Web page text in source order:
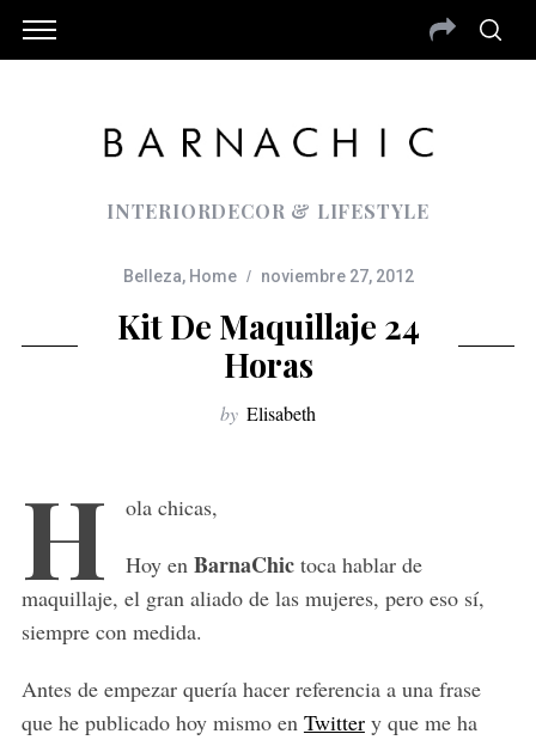
INTERIORDECOR & LIFESTYLE
Belleza, Home noviembre 27, 2012
Kit De Maquillaje 24
Horas
by Elisabeth
H
ola chicas,
Hoy en BarnaChictoca hablar de
maquillaje, el gran aliado de las mujeres, pero eso sí,
siempre con medida.
Antes de empezar quería hacer referencia a una frase
que he publicado hoy mismo en Twittery que me ha